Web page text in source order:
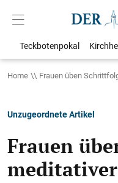
Teckbotenpokal
Home Frauen üben
Unzugeordnete Artikel
Frauen